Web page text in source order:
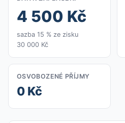
4 500 Kč
sazba 15 % ze zisku
30 000 Kč
OSVOBOZENÉ PŘÍJMY
0 Kč